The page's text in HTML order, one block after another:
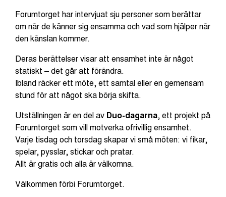
Forumtorget har intervjuat sju personer som berättar
om när de känner sig ensamma och vad som hjälper när
den känslan kommer.
Deras berättelser visar att ensamhet inte är något
statiskt – det går att förändra.
Ibland räcker ett möte, ett samtal eller en gemensam
stund för att något ska börja skifta.
Utställningen är en del av Duo-dagarna, ett projekt på
Forumtorget som vill motverka ofrivillig ensamhet.
Varje tisdag och torsdag skapar vi små möten: vi fikar,
spelar, pysslar, stickar och pratar.
Allt är gratis och alla är välkomna.
Välkommen förbi Forumtorget.